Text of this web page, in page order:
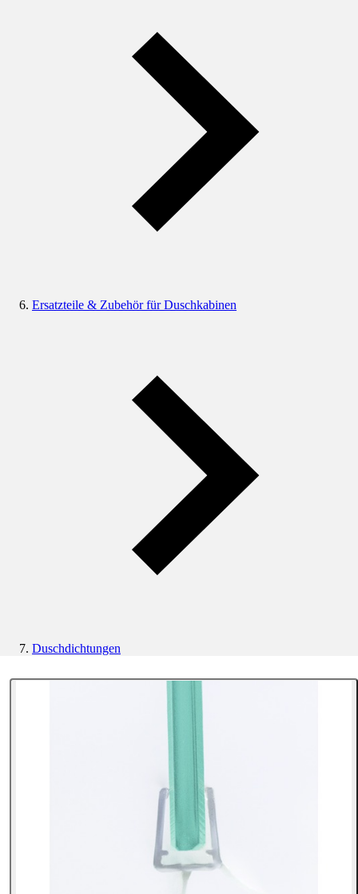
Ersatzteile & Zubehör für Duschkabinen
Duschdichtungen